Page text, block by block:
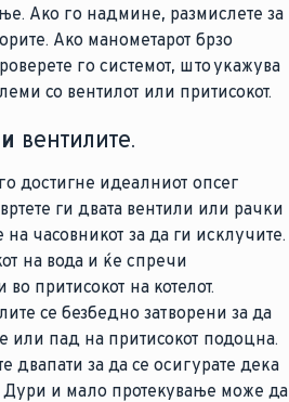
Ако го надмине, размислете за
Ако манометарот брзо
го системот, што укажува
со вентилот или притисокот.
вентилите.
достигне идеалниот опсег
ги двата вентили или рачки
на часовникот за да ги исклучите.
на вода и ќе спречи
притисокот на котелот.
се безбедно затворени за да
или пад на притисокот подоцна.
двапати за да се осигурате дека
Дури и мало протекување може да